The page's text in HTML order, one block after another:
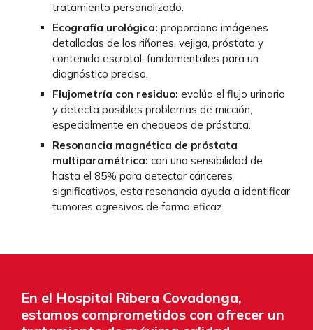
tratamiento personalizado.
Ecografía urológica: proporciona imágenes
detalladas de los riñones, vejiga, próstata y
contenido escrotal, fundamentales para un
diagnóstico preciso.
Flujometría con residuo: evalúa el flujo urinario
y detecta posibles problemas de micción,
especialmente en chequeos de próstata.
Resonancia magnética de próstata
multiparamétrica: con una sensibilidad de
hasta el 85% para detectar cánceres
significativos, esta resonancia ayuda a identificar
tumores agresivos de forma eficaz.
En el Hospital Ribera Covadonga,
estamos comprometidos con ofrecer un